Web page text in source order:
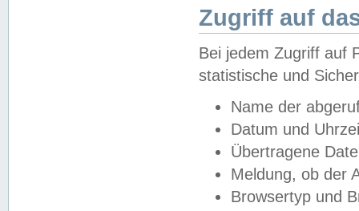
Zugriff auf
Bei jedem Zugriff auf
statistische und
Name der
Datum und
Übertragene
Meldung, ob der
Browsertyp und